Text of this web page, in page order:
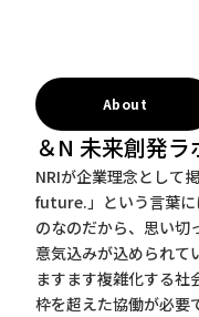
About
＆N 未来創発ラ
NRIが企業理念として
future.」という言葉に
のなのだから、思い切
意気込みが込められて
ますます複雑化する社
枠を超えた協働が必要